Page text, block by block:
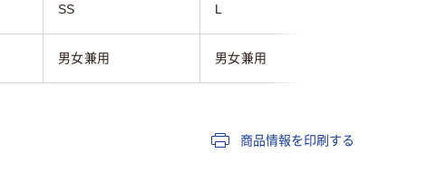
SS L
男女兼用 男女兼用
商品情報を印刷する